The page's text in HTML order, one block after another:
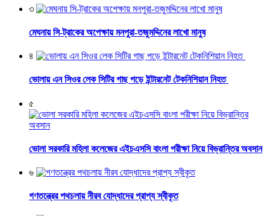
৩
মেঘনায় সি-ট্রাকের অপেক্ষায় মনপুরা-তজুমদ্দিনের লাখো মানুষ
৪
ভোলায় এন সিওর লেক সিটির গাছ পড়ে ইন্টারনেট টেকনিশিয়ান নিহত
৫
ভোলা সরকারি মহিলা কলেজের এইচএসসি বাংলা পরীক্ষা নিয়ে বিভ্রান্তির অবসান
৬
গণতন্ত্রের পথচলায় নীরব যোদ্ধাদের প্রাপ্য স্বীকৃত